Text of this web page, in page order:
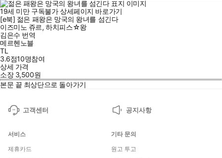
19세 미만 구독불가 상세페이지 바로가기
[e북] 젊은 패왕은 망국의 왕녀를 섬긴다
이즈미노 쥬르,하치피스☆왕
김은수 번역
메르헨노블
TL
3.6점10명참여
상세 가격
소장 3,500원
본문 끝 최상단으로 돌아가기
고객센터 공지사항
서비스
제휴카드
기타 문의
원고 투고